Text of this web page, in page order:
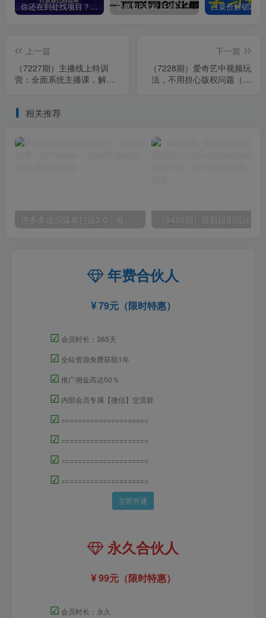
你还在到处找项目？还在当韭菜？我靠卖项目一个月收入5万+，曾经我也是个失败者。 全网VIP课程 无损下载~
上一篇
（7227期）主播线上特训
营：全面系统主播课，解决
下一篇
（7228期）爱奇艺中视频玩
法，不用担心版权问题（详
相关推荐
年费合伙人
79元（限时特惠）
☑ 会员时长：365天
☑ 全站资源免费获取1年
☑ 推广佣金高达50％
☑ 内部会员专属【微信】交流群
☑ =====================
☑ =====================
☑ =====================
☑ =====================
立即开通
永久合伙人
99元（限时特惠）
☑ 会员时长：永久